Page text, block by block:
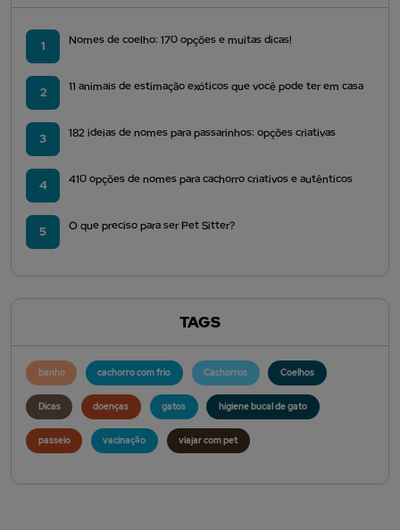
1 Nomes de coelho: 170 opções e muitas dicas!
2 11 animais de estimação exóticos que você pode ter em casa
3 182 ideias de nomes para passarinhos: opções criativas
4 410 opções de nomes para cachorro criativos e autênticos
5 O que preciso para ser Pet Sitter?
TAGS
banho cachorro com frio Cachorros Coelhos
Dicas doenças gatos higiene bucal de gato
passeio vacinação viajar com pet